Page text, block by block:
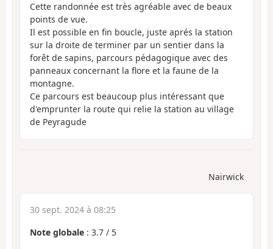
Cette randonnée est très agréable avec de beaux
points de vue.
Il est possible en fin boucle, juste aprés la station
sur la droite de terminer par un sentier dans la
forêt de sapins, parcours pédagogique avec des
panneaux concernant la flore et la faune de la
montagne.
Ce parcours est beaucoup plus intéressant que
d'emprunter la route qui relie la station au village
de Peyragude
Nairwick
30 sept. 2024 à 08:25
Note globale : 3.7 / 5